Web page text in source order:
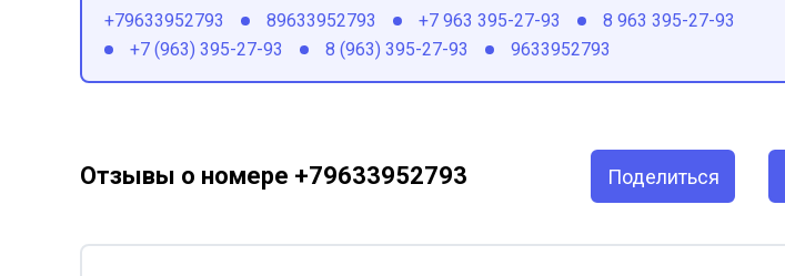
+79633952793 89633952793 +7 963 395-27-93
8 963 395-27-93
+7 (963) 395-27-93
8 (963) 395-27-93 9633952793
Отзывы о номере +79633952793 Поделиться